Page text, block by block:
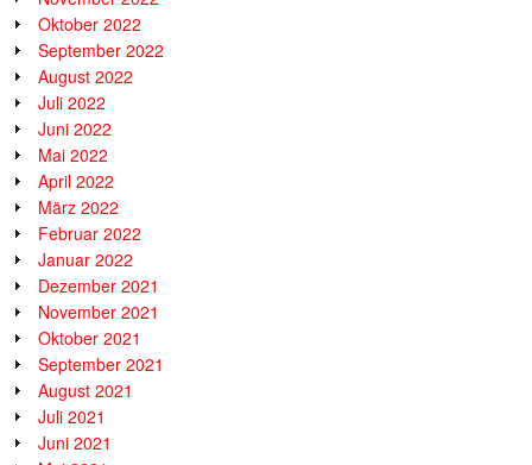
Oktober 2022
September 2022
August 2022
Juli 2022
Juni 2022
Mai 2022
April 2022
März 2022
Februar 2022
Januar 2022
Dezember 2021
November 2021
Oktober 2021
September 2021
August 2021
Juli 2021
Juni 2021